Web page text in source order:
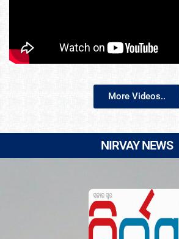
More Videos..
NIRVAY NEWS